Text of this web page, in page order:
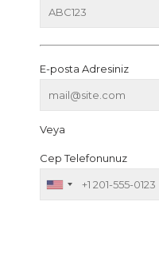
E-posta Adresiniz
Veya
Cep Telefonunuz